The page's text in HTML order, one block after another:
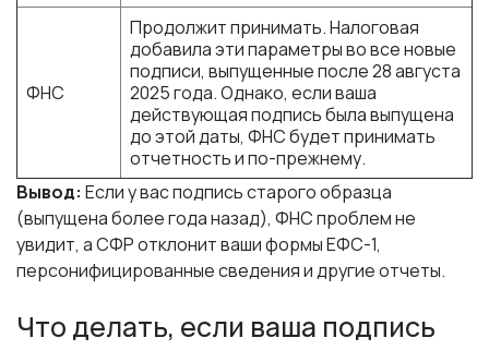
ФНС
Продолжит принимать. Налоговая
добавила эти параметры во все новые
подписи, выпущенные после 28 августа
2025 года. Однако, если ваша
действующая подпись была выпущена
до этой даты, ФНС будет принимать
отчетность и по-прежнему.
Вывод: Если у вас подпись старого образца
(выпущена более года назад), ФНС проблем не
увидит, а СФР отклонит ваши формы ЕФС-1,
персонифицированные сведения и другие отчеты.
Что делать, если ваша подпись